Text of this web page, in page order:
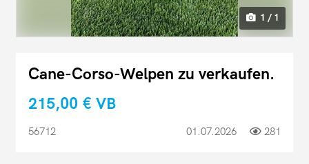
1 / 1
Cane-Corso-Welpen zu verkaufen.
215,00 € VB
56712 01.07.2026 281